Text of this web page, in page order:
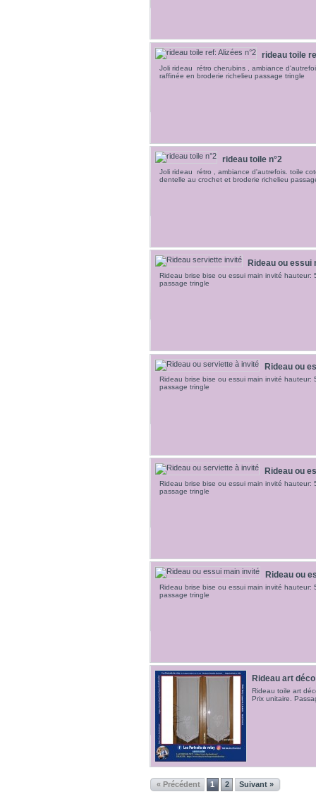
rideau toile
Joli rideau rétro cherubins , ambiance
raffinée en broderie richelieu passage tringle
rideau toile n°2
Joli rideau rétro , ambiance d'autrefois. toile
dentelle au crochet et broderie richelieu
Rideau ou essui
Rideau brise bise ou essui main invité hauteur:
passage tringle
Rideau ou
Rideau brise bise ou essui main invité hauteur:
passage tringle
Rideau ou
Rideau brise bise ou essui main invité hauteur:
passage tringle
Rideau ou
Rideau brise bise ou essui main invité hauteur:
passage tringle
Rideau art déco
Rideau toile art
Prix unitaire.
« Précédent 1 2 Suivant »